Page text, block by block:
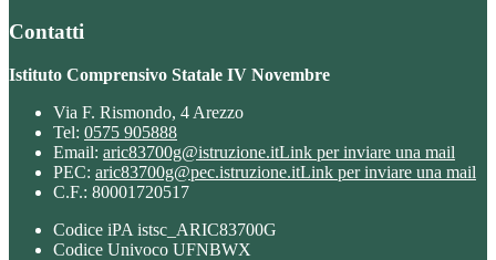
Contatti
Istituto Comprensivo Statale IV Novembre
Via F. Rismondo, 4 Arezzo
Tel: 0575 905888
Email: aric83700g@istruzione.itLink per inviare una mail
PEC: aric83700g@pec.istruzione.itLink per inviare una mail
C.F.: 80001720517
Codice iPA istsc_ARIC83700G
Codice Univoco UFNBWX